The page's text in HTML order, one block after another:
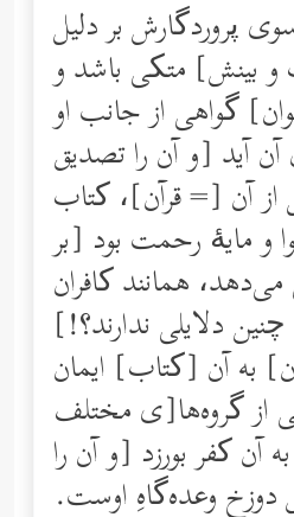
پروردگارش بر دلیل
بینش] متکی باشد و
گواهی از جانب او
آن آید [و آن را تصدیق
از آن [= قرآن]، کتاب
و مایۀ رحمت بود [بر
همانند کافران
دلایلی ندارند؟!]
به آن [کتاب] ایمان
از گروه‌ها[ی مختلف
آن کفر بورزد [و آن را
دوزخ وعده‌گاهِ اوست.